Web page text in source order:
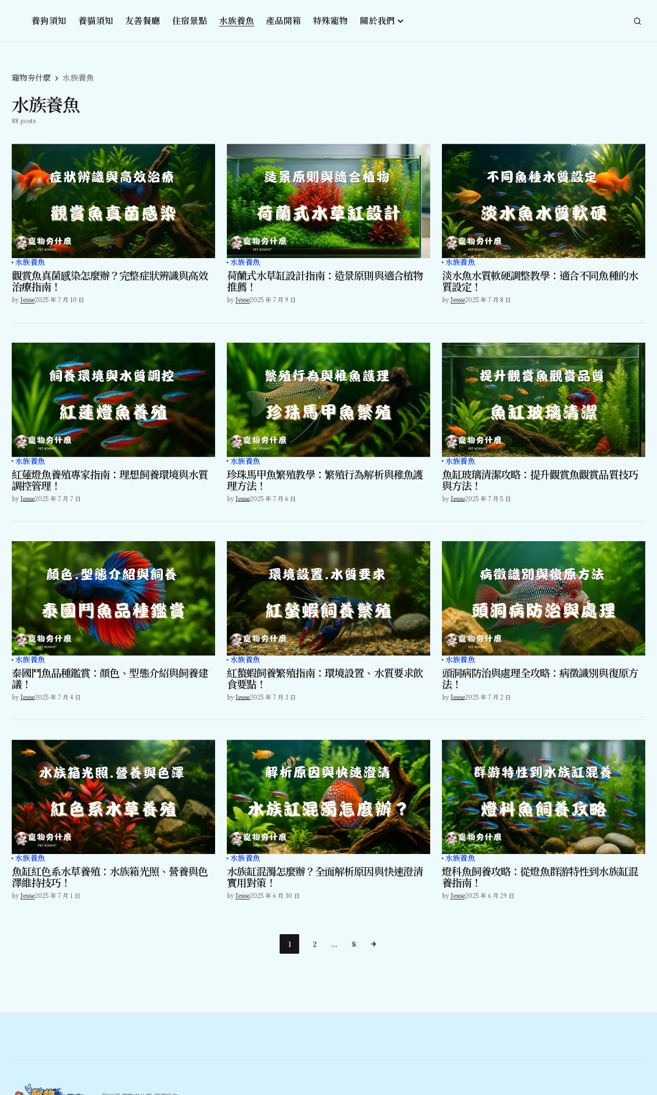
養狗須知 養貓須知 友善餐廳 住宿景點 水族養魚 產品開箱 特殊寵物 關於我們
寵物夯什麼 水族養魚
水族養魚
88 posts
水族養魚
觀賞魚真菌感染怎麼辦？完整症狀辨識與高效
治療指南！
byJesse2025 年 7 月 10 日
水族養魚
荷蘭式水草缸設計指南：造景原則與適合植物
推薦！
byJesse2025 年 7 月 9 日
水族養魚
淡水魚水質軟硬調整教學：適合不同魚種的水
質設定！
byJesse2025 年 7 月 8 日
水族養魚
紅蓮燈魚養殖專家指南：理想飼養環境與水質
調控管理！
byJesse2025 年 7 月 7 日
水族養魚
珍珠馬甲魚繁殖教學：繁殖行為解析與稚魚護
理方法！
byJesse2025 年 7 月 6 日
水族養魚
魚缸玻璃清潔攻略：提升觀賞魚觀賞品質技巧
與方法！
byJesse2025 年 7 月 5 日
水族養魚
泰國鬥魚品種鑑賞：顏色、型態介紹與飼養建
議！
byJesse2025 年 7 月 4 日
水族養魚
紅螯蝦飼養繁殖指南：環境設置、水質要求飲
食要點！
byJesse2025 年 7 月 3 日
水族養魚
頭洞病防治與處理全攻略：病徵識別與復原方
法！
byJesse2025 年 7 月 2 日
水族養魚
魚缸紅色系水草養殖：水族箱光照、營養與色
澤維持技巧！
byJesse2025 年 7 月 1 日
水族養魚
水族缸混濁怎麼辦？全面解析原因與快速澄清
實用對策！
byJesse2025 年 6 月 30 日
水族養魚
燈科魚飼養攻略：從燈魚群游特性到水族缸混
養指南！
byJesse2025 年 6 月 29 日
1 2 ... 8